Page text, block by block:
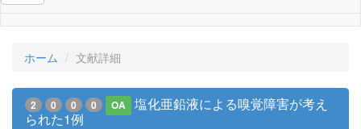
ホーム 文献詳細
2 0 0 0 OA
塩化亜鉛液による嗅覚障害が考え
られた1例